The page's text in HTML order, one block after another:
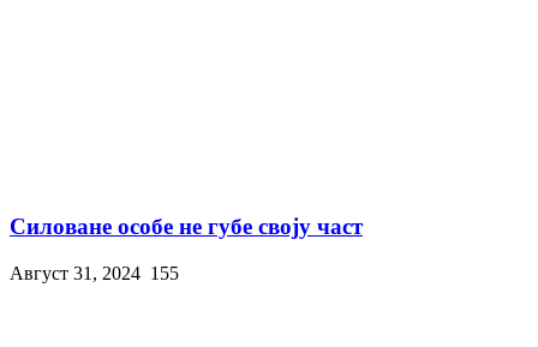
Силоване особе не губе своју част
Август 31, 2024 155